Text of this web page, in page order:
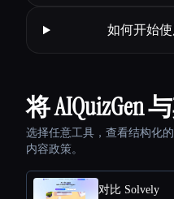
如何开始使
将 AIQuizGen
选择任意工具，查看结构化
内容政策。
对比 Solvely